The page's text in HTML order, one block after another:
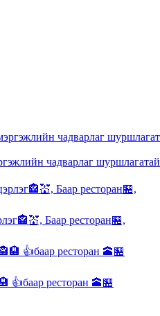
чадварлаг шуршлагатай
Баар ресторан🏪,
👍баар ресторан 🕋🏪